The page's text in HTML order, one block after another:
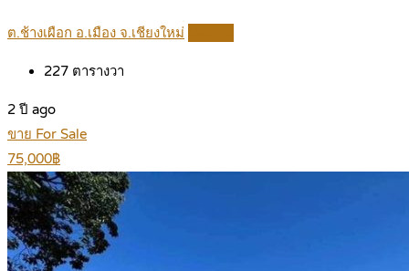
ต.ช้างเผือก อ.เมือง จ.เชียงใหม่
227 ตารางวา
2 ปี ago
ขาย For Sale
75,000฿